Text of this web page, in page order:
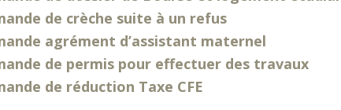
de crèche suite à un refus
agrément d’assistant maternel
de permis pour effectuer des travaux
de réduction Taxe CFE